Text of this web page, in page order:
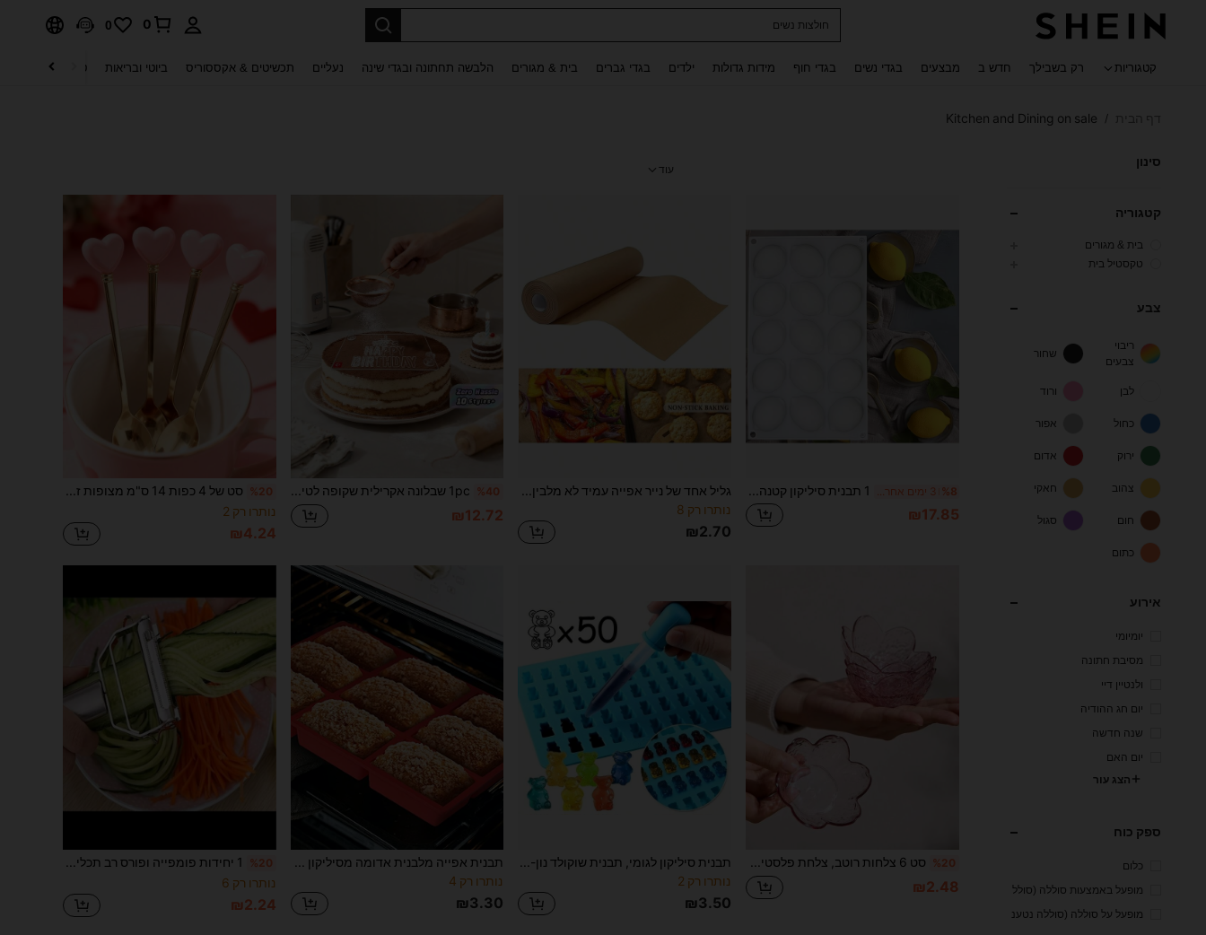
חולצות נשים
0
0
קטגוריות רק בשבילך חדש ב מבצעים בגדי נשים בגדי חוף מידות גדולות ילדים בגדי גברים בית & מגורים הלבשה תחתונה ובגדי שינה נעליים תכשיטים & אקססוריס ביוטי ובריאות טקסטיל לבית
/
Kitchen and Dining on sale
סינון
קטגוריה
בית & מגורים
טקסטיל בית
צבע
ריבוי
צבעים
שחור
לבן ורוד
כחול אפור
ירוק אדום
צהוב חאקי
חום סגול
כתום
אירוע
יומיומי
מסיבת חתונה
ולנטיין דיי
יום חג ההודיה
שנה חדשה
יום האם
הצג עור
ספק כוח
כלום
מופעל באמצעות סוללה (סולל
מופעל על סוללה (סוללה נטענ
עוד
%8 3 ימים אחרונים
₪17.85
נותרו רק 8
₪2.70
%40
₪12.72
%20
נותרו רק 2
₪4.24
%20
₪2.48
נותרו רק 2
₪3.50
נותרו רק 4
₪3.30
%20
נותרו רק 6
₪2.24